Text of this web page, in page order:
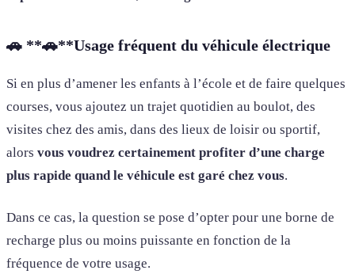
🚗 **🚗**Usage fréquent du véhicule électrique
Si en plus d’amener les enfants à l’école et de faire quelques
courses, vous ajoutez un trajet quotidien au boulot, des
visites chez des amis, dans des lieux de loisir ou sportif,
alors vous voudrez certainement profiter d’une charge
plus rapide quand le véhicule est garé chez vous.
Dans ce cas, la question se pose d’opter pour une borne de
recharge plus ou moins puissante en fonction de la
fréquence de votre usage.